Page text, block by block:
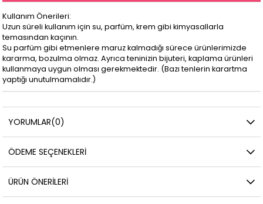
Kullanım Önerileri:
Uzun süreli kullanım için su, parfüm, krem gibi kimyasallarla
temasından kaçının.
Su parfüm gibi etmenlere maruz kalmadığı sürece ürünlerimizde
kararma, bozulma olmaz. Ayrıca teninizin bijuteri, kaplama ürünleri
kullanmaya uygun olması gerekmektedir. (Bazı tenlerin karartma
yaptığı unutulmamalıdır.)
YORUMLAR(0)
ÖDEME SEÇENEKLERI
ÜRÜN ÖNERILERI